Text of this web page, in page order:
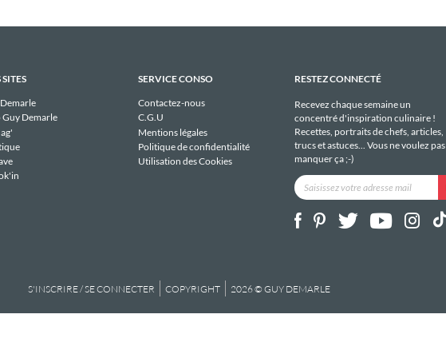
Guy Demarle
SERVICE CONSO
Contactez-nous
C.G.U
Mentions légales
Politique de confidentialité
Utilisation des Cookies
RESTEZ CONNECTÉ
Recevez chaque semaine un
concentré d'inspiration culinaire !
Recettes, portraits de chefs, articles,
trucs et astuces... Vous ne voulez pas
manquer ça ;-)
S'INSCRIRE / SE CONNECTER COPYRIGHT 2026 © GUY DEMARLE